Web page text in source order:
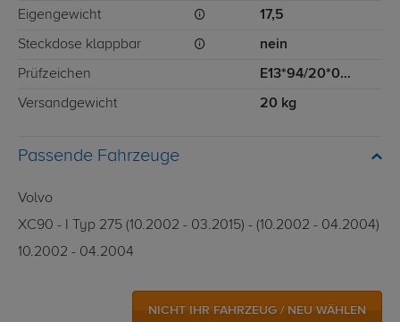
Eigengewicht 17,5
Steckdose klappbar nein
Prüfzeichen E13*94/20*00-1548
Versandgewicht 20 kg
Passende Fahrzeuge
Volvo
XC90 - I Typ 275 (10.2002 - 03.2015) - (10.2002 - 04.2004)
10.2002 - 04.2004
NICHT IHR FAHRZEUG / NEU WÄHLEN